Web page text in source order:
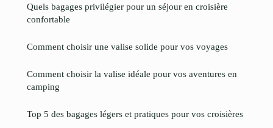
Quels bagages privilégier pour un séjour en croisière
confortable
Comment choisir une valise solide pour vos voyages
Comment choisir la valise idéale pour vos aventures en
camping
Top 5 des bagages légers et pratiques pour vos croisières